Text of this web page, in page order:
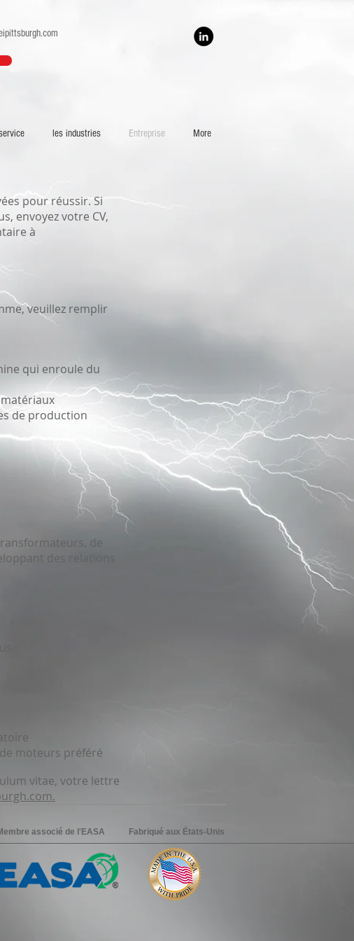
les industries Entreprise More
pour réussir. Si
envoyez votre CV,
à
veuillez remplir
qui enroule du
de production
de
des relations
moteurs préféré
vitae, votre lettre
.
associé de l'EASA Fabriqué aux États-Unis